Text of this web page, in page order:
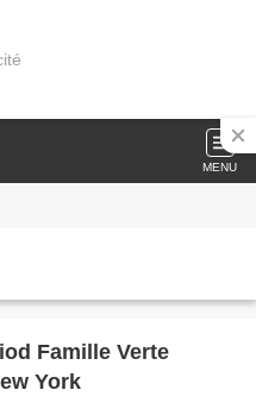
MENU
Famille Verte
York